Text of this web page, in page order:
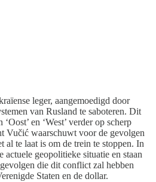
leger, aangemoedigd door
van Rusland te saboteren. Dit
en ‘West’ verder op scherp
Vučić waarschuwt voor de gevolgen
al te laat is om de trein te stoppen. In
actuele geopolitieke situatie en staan
die dit conflict zal hebben
Staten en de dollar.